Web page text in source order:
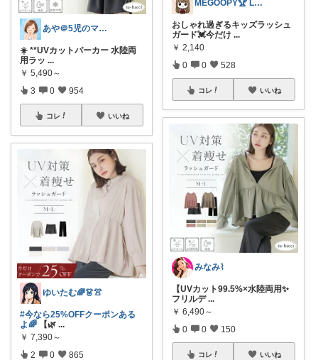
あや＠5児のママでもオシャレしたい‼︎
☀️ **UVカットパーカー 水陸両
用ラッ ...
￥ 5,490～
3 0 954
コレ いいね
ゆいたむ🌈👗👚
#今なら25%OFFクーポンある
よ🌈 【🌿 ...
￥ 7,390～
2 0 865
MEGOOPY🏆 LᵒᵛᵉᎽ༠ᐡ❤︎
おしゃれ過ぎるキッズラッシュ
ガード💓今だけ ...
￥ 2,140
0 0 528
コレ いいね
みなみ⌇
【UVカット99.5%×水陸両用✨
フリルデ ...
￥ 6,490～
0 0 150
コレ いいね